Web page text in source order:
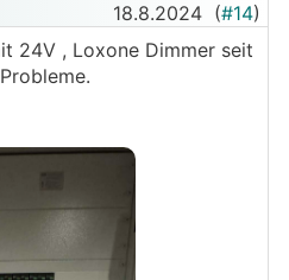
18.8.2024 (#14)
24V , Loxone Dimmer seit